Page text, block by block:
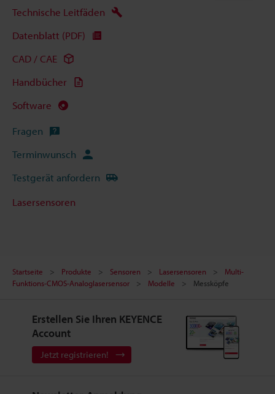
Technische Leitfäden
Datenblatt (PDF)
CAD / CAE
Handbücher
Software
Fragen
Terminwunsch
Testgerät anfordern
Lasersensoren
Startseite Produkte Sensoren Lasersensoren
Multi-
Funktions-CMOS-Analoglasersensor
Modelle Messköpfe
Erstellen Sie Ihren KEYENCE
Account
Jetzt registrieren!